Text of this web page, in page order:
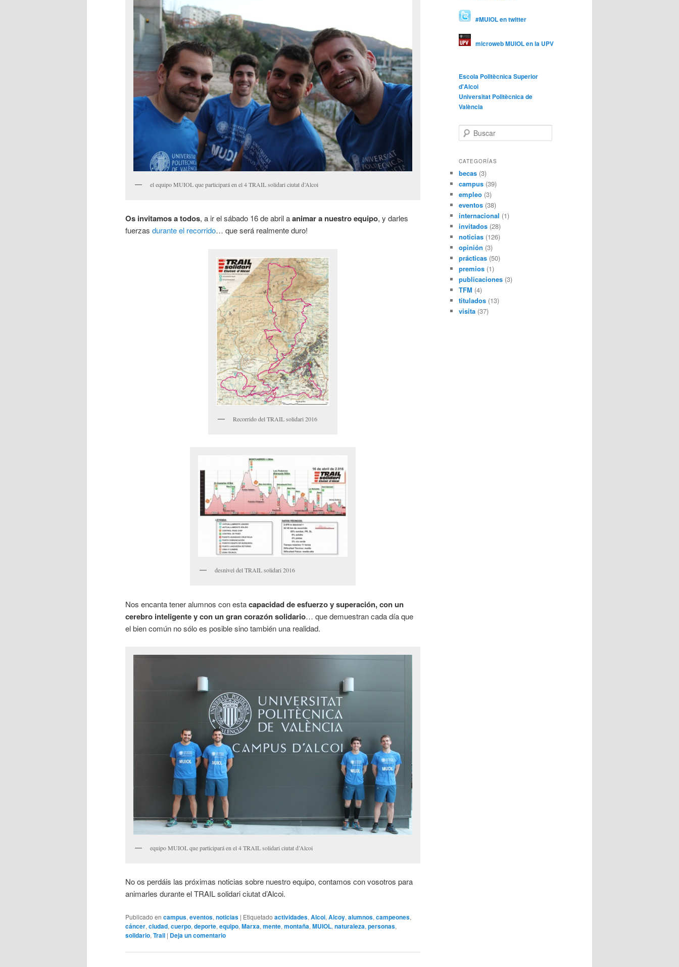
el equipo MUIOL que participará en el 4 TRAIL solidari ciutat d’Alcoi
Os invitamos a todos, a ir el sábado 16 de abril aanimar a nuestro equipo, y darles
fuerzas durante el recorrido… que será realmente duro!
Recorrido del TRAIL solidari 2016
desnivel del TRAIL solidari 2016
Nos encanta tener alumnos con estacapacidad de esfuerzo y superación, con un
cerebro inteligente y con un gran corazón solidario… que demuestran cada día que
el bien común no sólo es posible sino también una realidad.
equipo MUIOL que participará en el 4 TRAIL solidari ciutat d’Alcoi
No os perdáis las próximas noticias sobre nuestro equipo, contamos con vosotros para
animarles durante el TRAIL solidari ciutat d’Alcoi.
Publicado en campus, eventos, noticias | Etiquetado actividades, Alcoi, Alcoy, alumnos, campeones,
cáncer, ciudad, cuerpo, deporte, equipo, Marxa, mente, montaña, MUIOL, naturaleza, personas,
solidario, Trail | Deja un comentario
#MUIOL en twitter
microweb MUIOL en la UPV
Escola Politècnica Superior
d'Alcoi
Universitat Politècnica de
València
u
c
r
CATEGORÍAS
becas (3)
campus (39)
empleo (3)
eventos (38)
internacional (1)
invitados (28)
noticias (126)
opinión (3)
prácticas (50)
premios (1)
publicaciones (3)
TFM (4)
titulados (13)
visita (37)